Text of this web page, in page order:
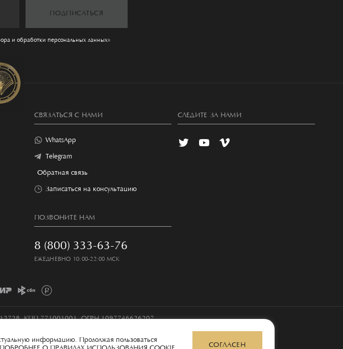
информацию. Продолжая пользоваться
СОГЛАСЕН
ПОДПИСАТЬСЯ
и обработки персональных данных»
СВЯЗАТЬСЯ С НАМИ
WhatsApp
Telegram
Обратная связь
Записаться на консультацию
ПОЗВОНИТЕ НАМ
8 (800) 333-63-76
ЕЖЕДНЕВНО 10:00-22:00 МСК
СЛЕДИТЕ ЗА НАМИ
КПП 771001001, ОГРН 1097746626207